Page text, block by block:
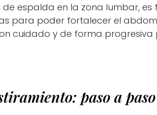
de espalda en la zona lumbar,
para poder fortalecer el
cuidado y de forma
paso a paso